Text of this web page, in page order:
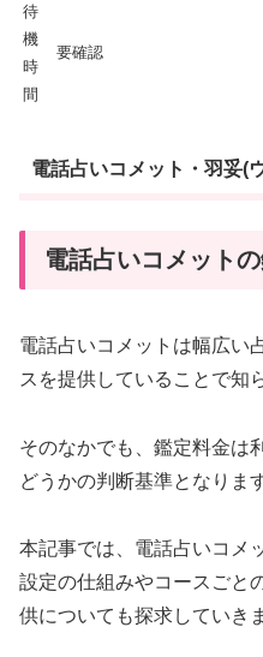
待
機
時
間
要確認
電話占いコメット・羽妥(
電話占いコメット
電話占いコメットは幅広い
スを提供していることで知
そのなかでも、鑑定料金は
どうかの判断基準となりま
本記事では、電話占いコメ
設定の仕組みやコースごと
供についても探求していき